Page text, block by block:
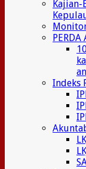
Kajian-
PERDA
Indeks